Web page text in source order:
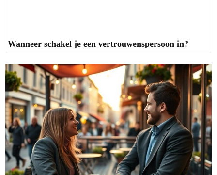
Wanneer schakel je een vertrouwenspersoon in?